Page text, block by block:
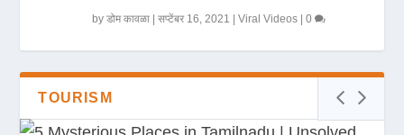
byडोम कावळा |सप्टेंबर 16, 2021 |Viral Videos |0
TOURISM